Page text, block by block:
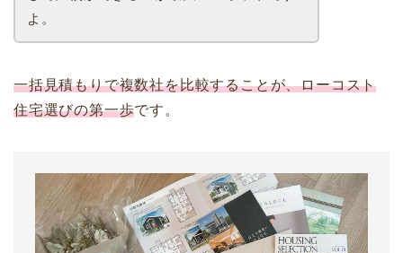
よ。
一括見積もりで複数社を比較することが、ローコスト
住宅選びの第一歩です。